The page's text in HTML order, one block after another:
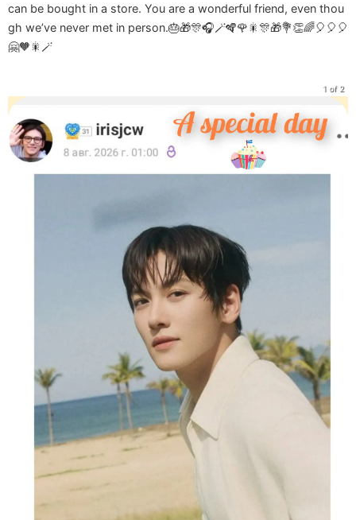
can be bought in a store. You are a wonderful friend, even thou
gh we’ve never met in person.🎂🎁🎊🎧🪄🪇🌹🎇🎊🎁💐👏🌈🎈🎈🎈
🤗🧡🎇🪄
1 of 2